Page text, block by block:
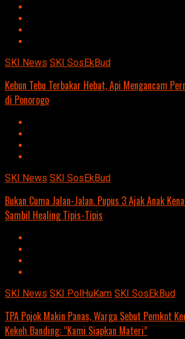
SKI News SKI SosEkBud
Kebun Tebu Terbakar Hebat, Api Mengancam
di Ponorogo
SKI News SKI SosEkBud
Bukan Cuma Jalan-Jalan. Pupus 3 Ajak Anak
Sambil Healing Tipis-Tipis
SKI News SKI PolHuKam SKI SosEkBud
TPA Pojok Makin Panas, Warga Sebut Pemkot
Kekeh Banding: “Kami Siapkan Materi”